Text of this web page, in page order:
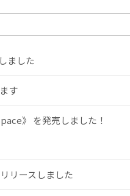
ました
す
》 を発売しました！
リースしました